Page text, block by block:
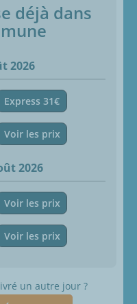
déjà dans
2026
Express 31€
Voir les prix
2026
Voir les prix
Voir les prix
un autre jour ?